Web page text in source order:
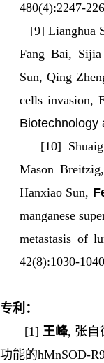
480(4):2247-
[9] Lianghua
Fang Bai, Sijia
Sun, Qing
cells invasion,
Biotechnology
[10]
Mason
Hanxiao Sun,
manganese
metastasis of
42(8):1030-
专利：
[1] 王峰, 张自
功能的hMnSOD-